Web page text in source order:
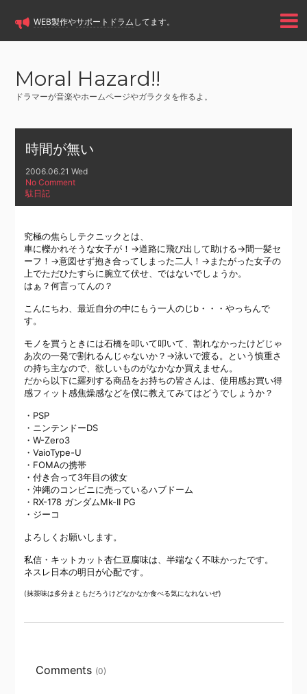
WEB製作やサポートドラム してます。
Moral Hazard!!
ドラマーが音楽やホームページやガラクタを作るよ。
時間が無い
2006.06.21 Wed
No Comment
駄日記
究極の焦らしテクニックとは、
車に轢かれそうな女子が！→道路に飛び出して助ける→間一髪セ
ーフ！→意図せず抱き合ってしまった二人！→またがった女子の
上でただひたすらに腕立て伏せ、ではないでしょうか。
はぁ？何言ってんの？
こんにちわ、最近自分の中にもう一人のじb・・・やっちんで
す。
モノを買うときには石橋を叩いて叩いて、割れなかったけどじゃ
あ次の一発で割れるんじゃないか？→泳いで渡る。という慎重さ
の持ち主なので、欲しいものがなかなか買えません。
だから以下に羅列する商品をお持ちの皆さんは、使用感お買い得
感フィット感焦燥感などを僕に教えてみてはどうでしょうか？
・PSP
・ニンテンドーDS
・W-Zero3
・VaioType-U
・FOMAの携帯
・付き合って3年目の彼女
・ 沖縄のコンビニに売っているハブドーム
・RX-178 ガンダムMk-II PG
・ジーコ
よろしくお願いします。
私信・キットカット杏仁豆腐味は、半端なく不味かったです。
ネスレ日本の明日が心配です。
(抹茶味は多分まともだろうけどなかなか食べる気になれないぜ)
Comments (0)